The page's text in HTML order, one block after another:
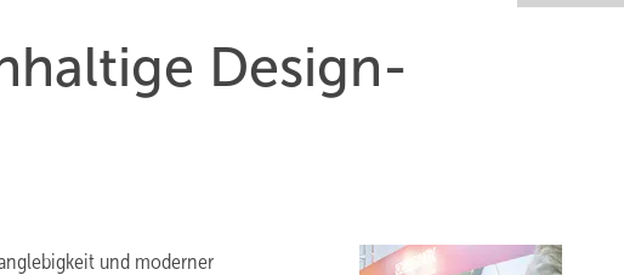
Design-
und moderner